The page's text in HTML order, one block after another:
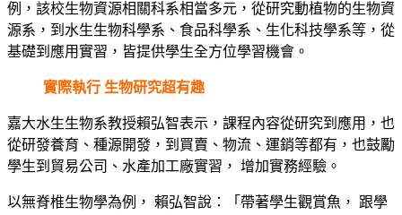
例，該校生物資源相關科系相當多元，從研究動植物的生物資
源系，到水生生物科學系、食品科學系、生化科技學系等，從
基礎到應用實習，皆提供學生全方位學習機會。
實際執行 生物研究超有趣
嘉大水生生物系教授賴弘智表示，課程內容從研究到應用，也
從研發養育、種源開發，到買賣、物流、運銷等都有，也鼓勵
學生到貿易公司、水產加工廠實習， 增加實務經驗。
以無脊椎生物學為例， 賴弘智說：「帶著學生觀賞魚， 跟學